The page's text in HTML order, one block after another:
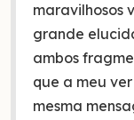
maravilhosos
grande
ambos
que a meu
mesma